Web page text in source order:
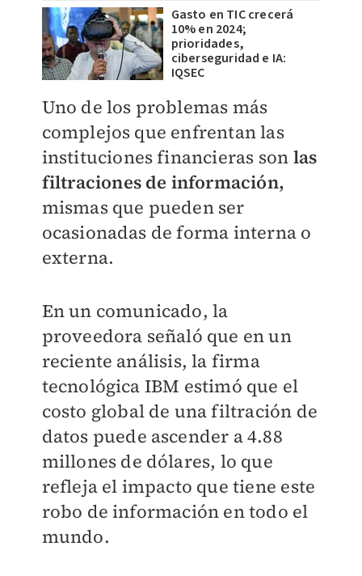
Gasto en TIC crecerá
10% en 2024;
prioridades,
ciberseguridad e IA:
IQSEC
Uno de los problemas más
complejos que enfrentan las
instituciones financieras son las
filtraciones de información,
mismas que pueden ser
ocasionadas de forma interna o
externa.
En un comunicado, la
proveedora señaló que en un
reciente análisis, la firma
tecnológica IBM estimó que el
costo global de una filtración de
datos puede ascender a 4.88
millones de dólares, lo que
refleja el impacto que tiene este
robo de información en todo el
mundo.